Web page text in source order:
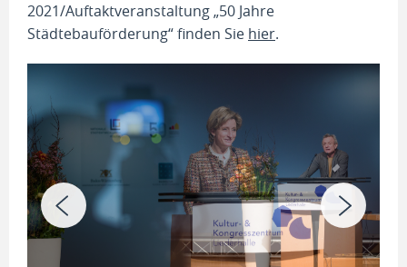
2021/Auftaktveranstaltung „50 Jahre
Städtebauförderung“ finden Sie hier.